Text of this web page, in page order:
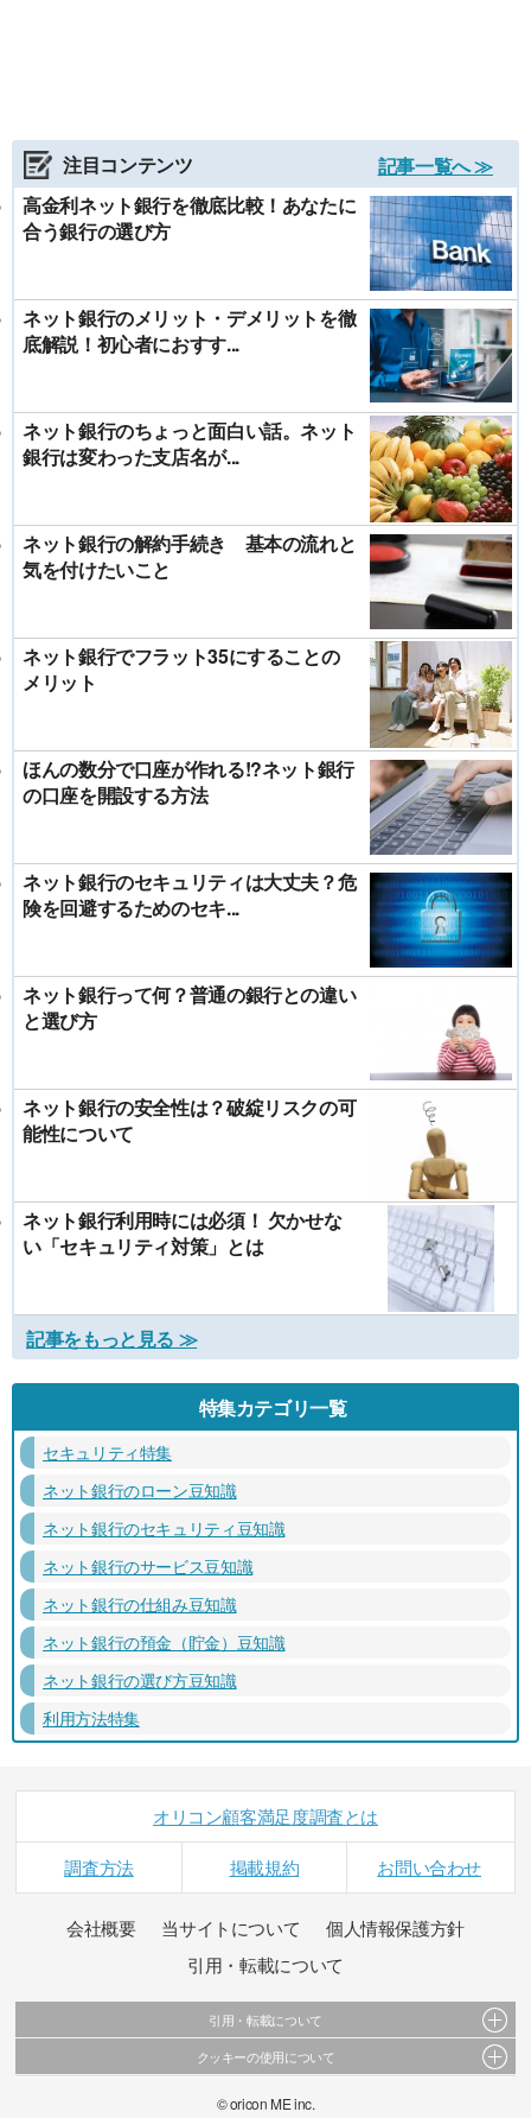
注目コンテンツ
記事一覧へ ≫
高金利ネット銀行を徹底比較！あなたに
合う銀行の選び方
ネット銀行のメリット・デメリットを徹
底解説！初心者におすす...
ネット銀行のちょっと面白い話。ネット
銀行は変わった支店名が...
ネット銀行の解約手続き 基本の流れと
気を付けたいこと
ネット銀行でフラット35にすることの
メリット
ほんの数分で口座が作れる!?ネット銀行
の口座を開設する方法
ネット銀行のセキュリティは大丈夫？危
険を回避するためのセキ...
ネット銀行って何？普通の銀行との違い
と選び方
ネット銀行の安全性は？破綻リスクの可
能性について
ネット銀行利用時には必須！ 欠かせな
い「セキュリティ対策」とは
記事をもっと見る ≫
特集カテゴリ一覧
セキュリティ特集
ネット銀行のローン豆知識
ネット銀行のセキュリティ豆知識
ネット銀行のサービス豆知識
ネット銀行の仕組み豆知識
ネット銀行の預金（貯金）豆知識
ネット銀行の選び方豆知識
利用方法特集
オリコン顧客満足度調査とは
調査方法 掲載規約 お問い合わせ
会社概要 当サイトについて
個人情報保護方針
引用・転載について
引用・転載について
当サイトで公開されている情報（文字、写真、イラスト、画像データ等）及びこれらの配
これらの情報を権利者の許可なく無断転載・複製などの二次利用を行うことは固く禁じてお
クッキーの使用について
このサイトでは Cookie を使用して、ユーザーに合わせたコンテンツや広告の表示、ソーシャ
© oricon ME inc.